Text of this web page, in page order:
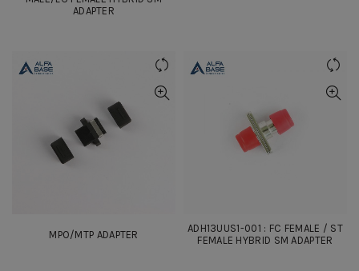
ADAPTER
MPO/MTP ADAPTER
ADH13UUS1-001 : FC FEMALE / ST
FEMALE HYBRID SM ADAPTER